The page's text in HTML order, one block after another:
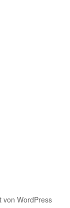
von WordPress